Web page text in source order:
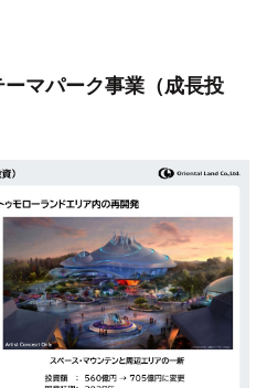
マパーク事業（成長投